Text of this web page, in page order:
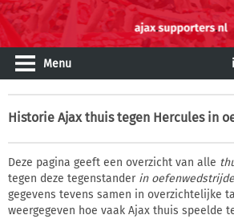
Menu
Historie Ajax thuis tegen Hercules in
Deze pagina geeft een overzicht van alle
tegen deze tegenstander in
gegevens tevens samen in overzichtelijke
weergegeven hoe vaak Ajax thuis speelde